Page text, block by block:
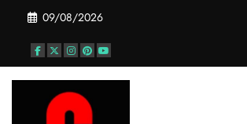
09/08/2026